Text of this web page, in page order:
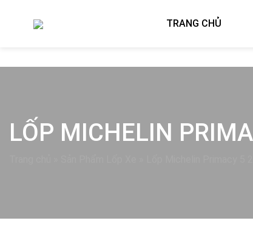
TRANG CHỦ
LỐP MICHELIN